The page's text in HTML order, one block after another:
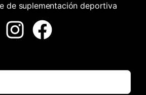
de suplementación deportiva